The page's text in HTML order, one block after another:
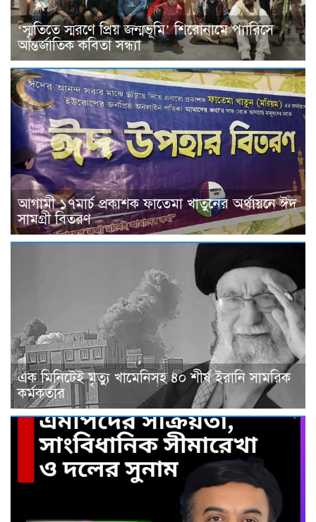
‘স্মৃতিতে স্মরণে প্রিয় জন্মভূমি’ শিরোনামে প্যারিসে
আন্তর্জাতিক কবিতা সন্ধ্যা
আগামী ১৭মার্চ প্রকাশক ফাতেমা খাতুনের অর্থায়নে ঈদ
সামগ্রী বিতরণ
এক মিনিটেই মৃত্যু খামেনিসহ ৪০ শীর্ষ ইরানি সামরিক
কর্মকর্তার